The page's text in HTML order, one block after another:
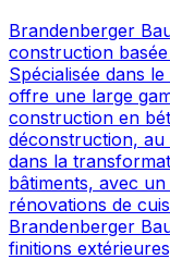
Brandenberger
construction
Spécialisée dans
offre une large
construction en
déconstruction, au
dans la
bâtiments, avec
rénovations de
Brandenberger
finitions